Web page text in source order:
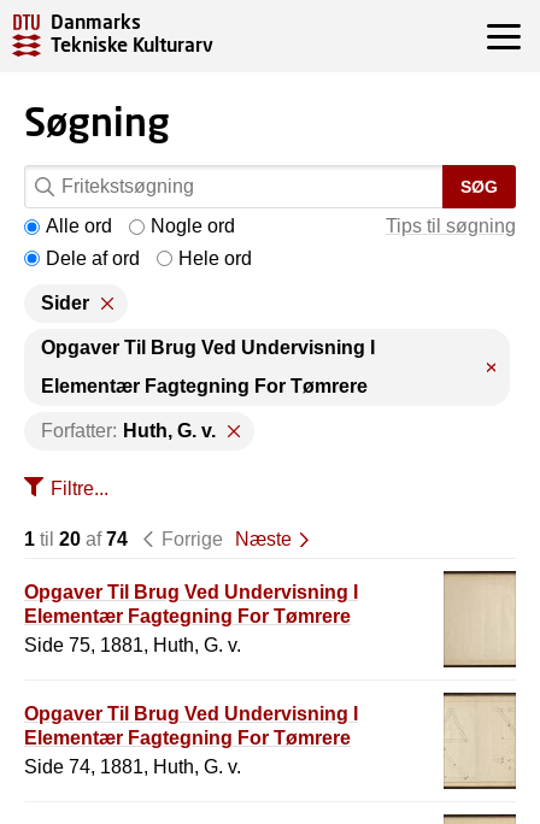
Danmarks
Tekniske Kulturarv
Søgning
SØG
Tips til søgning
Alle ord
Nogle ord
Dele af ord
Hele ord
Sider
Opgaver Til Brug Ved Undervisning I
Elementær Fagtegning For Tømrere
Forfatter: Huth, G. v.
Filtre...
1 til 20 af74 Forrige Næste
Opgaver Til Brug Ved Undervisning I
Elementær Fagtegning For Tømrere
Side 75, 1881, Huth, G. v.
Opgaver Til Brug Ved Undervisning I
Elementær Fagtegning For Tømrere
Side 74, 1881, Huth, G. v.